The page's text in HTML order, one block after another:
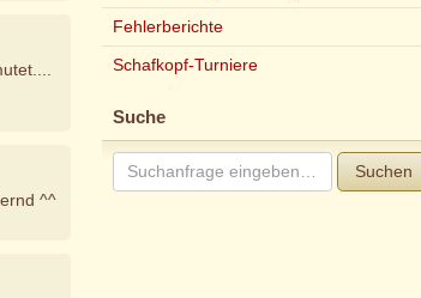
^^
Fehlerberichte
Schafkopf-Turniere
Suche
Suchen